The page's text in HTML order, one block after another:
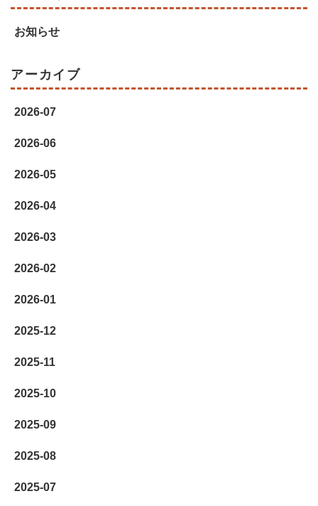
お知らせ
アーカイブ
2026-07
2026-06
2026-05
2026-04
2026-03
2026-02
2026-01
2025-12
2025-11
2025-10
2025-09
2025-08
2025-07